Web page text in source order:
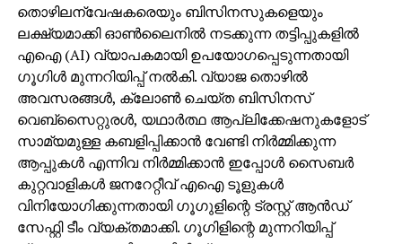
തൊഴിലന്വേഷകരെയും ബിസിനസുകളെയും
ലക്ഷ്യമാക്കി ഓണ്‍ലൈനില്‍ നടക്കുന്ന തട്ടിപ്പുകളില്‍
എഐ (AI) വ്യാപകമായി ഉപയോഗപ്പെടുന്നതായി
ഗൂഗിള്‍ മുന്നറിയിപ്പ് നല്‍കി. വ്യാജ തൊഴില്‍
അവസരങ്ങള്‍, ക്ലോണ്‍ ചെയ്ത ബിസിനസ്
വെബ്‌സൈറ്റുരള്‍, യഥാര്‍ത്ഥ ആപ്ലിക്കേഷനുകളോട്
സാമ്യമുള്ള കബളിപ്പിക്കാന്‍ വേണ്ടി നിര്‍മ്മിക്കുന്ന
ആപ്പുകള്‍ എന്നിവ നിര്‍മ്മിക്കാന്‍ ഇപ്പോള്‍ സൈബര്‍
കുറ്റവാളികള്‍ ജനറേറ്റീവ് എഐ ടൂളുകള്‍
വിനിയോഗിക്കുന്നതായി ഗൂഗുളിന്റെ ട്രസ്റ്റ് ആന്‍ഡ്
സേഫ്റ്റി ടീം വ്യക്തമാക്കി. ഗൂഗിളിന്റെ മുന്നറിയിപ്പ്